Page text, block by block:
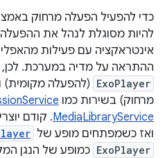
להיות מסוגלת לנהל את
אינטראקציה עם פעילות
ההתראה על מדיה במערכת. לכן,
ExoPlayer (להפעלה מקומית)
מרחוק) בשירות כמו
MediaLibraryService. קודם
ואז כשמפתחים מופע של
ExoPlayer כמופע של הנגן